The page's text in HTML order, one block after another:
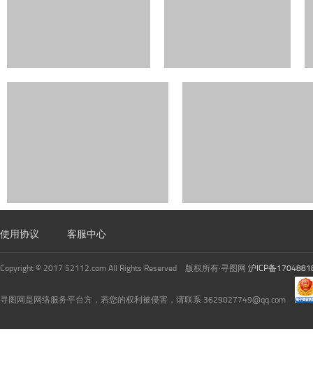
使用协议 客服中心
Copyright © 2017 52112.com All Rights Reserved 版权所有·寻图网 沪ICP备
寻图网是网络服务平台方，若您的权利被侵害，请联系 3629027749@qq.com